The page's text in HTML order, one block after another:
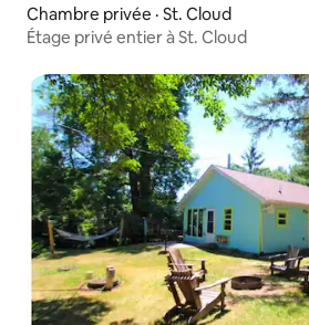
Chambre privée · St. Cloud
Étage privé entier à St. Cloud